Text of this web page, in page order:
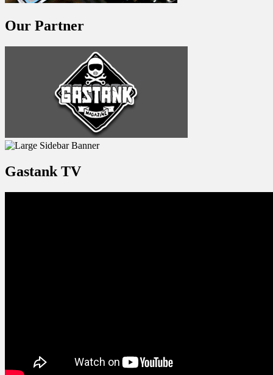
Our Partner
Gastank TV